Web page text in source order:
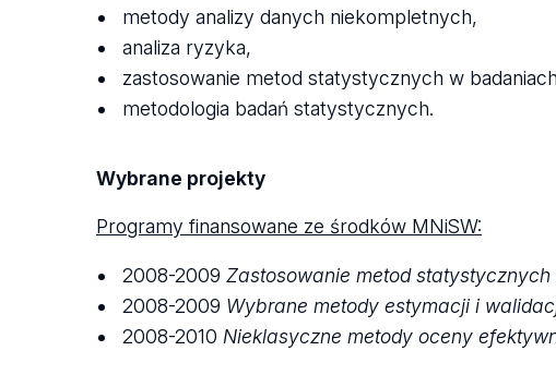
metody analizy danych niekompletnych,
analiza ryzyka,
zastosowanie metod statystycznych w
metodologia badań statystycznych.
Wybrane projekty
Programy finansowane ze środków MNiSW:
2008-2009 Zastosowanie metod
2008-2009 Wybrane metody estymacji i
2008-2010 Nieklasyczne metody oceny